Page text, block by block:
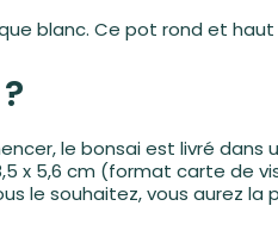
blanc. Ce pot rond et
le bonsai est livré
x 5,6 cm (format carte
le souhaitez, vous aurez